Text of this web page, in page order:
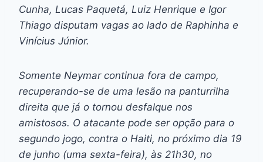
Cunha, Lucas Paquetá, Luiz Henrique e Igor
Thiago disputam vagas ao lado de Raphinha e
Vinícius Júnior.
Somente Neymar continua fora de campo,
recuperando-se de uma lesão na panturrilha
direita que já o tornou desfalque nos
amistosos. O atacante pode ser opção para o
segundo jogo, contra o Haiti, no próximo dia 19
de junho (uma sexta-feira), às 21h30, no